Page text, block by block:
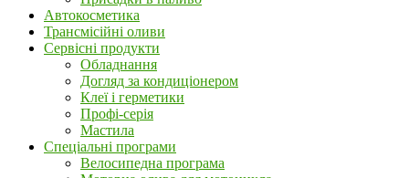
Автокосметика
Трансмісійні оливи
Сервісні продукти
Обладнання
Догляд за кондиціонером
Клеї і герметики
Профі-серія
Мастила
Спеціальні програми
Велосипедна програма